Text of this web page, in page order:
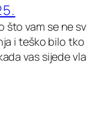
što vam se ne
i teško bilo
vas sijede